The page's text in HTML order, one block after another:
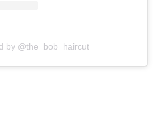
by @the_bob_haircut